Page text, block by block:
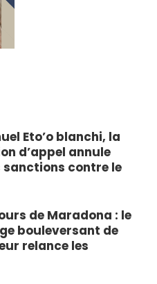
Eto’o blanchi, la
d’appel annule
sanctions contre le
de Maradona : le
bouleversant de
relance les